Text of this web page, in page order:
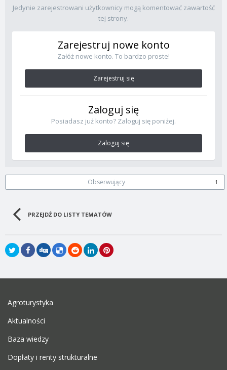
Jedynie zarejestrowani użytkownicy mogą komentować zawartość
tej strony.
Zarejestruj nowe konto
Załóż nowe konto. To bardzo proste!
Zarejestruj się
Zaloguj się
Posiadasz już konto? Zaloguj się poniżej.
Zaloguj się
Obserwujący 1
PRZEJDŹ DO LISTY TEMATÓW
Agroturystyka
Aktualności
Baza wiedzy
Dopłaty i renty strukturalne